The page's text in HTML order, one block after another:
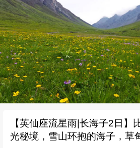
【​英仙座流星雨|长海子2日】
光秘境，雪山环抱的海子，草